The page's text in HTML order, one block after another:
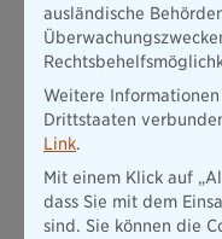
Unfall-
Bezugsberechtigte)
Zur
Unfallversicherung
ausländische
Weitere
Drittstaaten
Link.
Mit einem Klick auf
dass Sie mit dem
sind. Sie können die